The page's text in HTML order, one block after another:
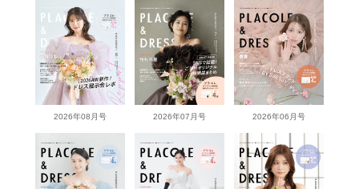
2026年08月号 2026年07月号 2026年06月号